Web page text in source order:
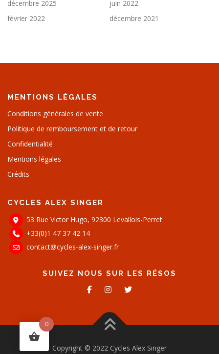
décembre 2025
juin 2022
février 2022
décembre 2021
MENTIONS LÉGALES
Conditions générales de vente
Politique de remboursement et de retour
Confidentialité
Mentions légales
Crédits
CYCLES ALEX SINGER
53 Rue Victor Hugo, 92300 Levallois-Perret
+33(0)1 47 37 42 14
contact@cycles-alex-singer.fr
SUIVEZ NOUS SUR LES RÉSOS
Copyright © 2022 Cycles Alex Singer
0